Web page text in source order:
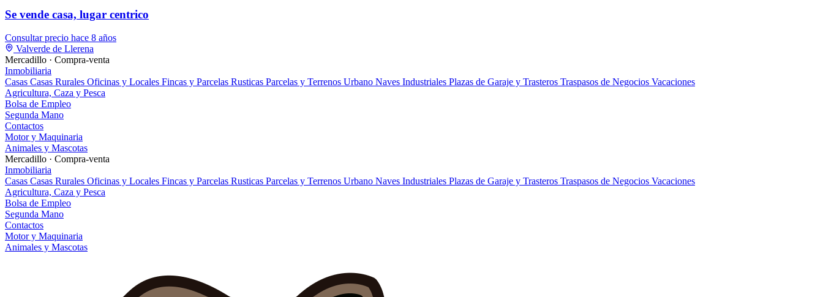
Se vende casa, lugar centrico
Consultar precio hace 8 años
Valverde de Llerena
Mercadillo · Compra-venta
Inmobiliaria
Casas Casas Rurales Oficinas y Locales Fincas y Parcelas Rusticas Parcelas y Terrenos Urbano Naves Industriales Plazas de Garaje y Trasteros Traspasos de Negocios Vacaciones
Agricultura, Caza y Pesca
Bolsa de Empleo
Segunda Mano
Contactos
Motor y Maquinaria
Animales y Mascotas
Mercadillo · Compra-venta
Inmobiliaria
Casas Casas Rurales Oficinas y Locales Fincas y Parcelas Rusticas Parcelas y Terrenos Urbano Naves Industriales Plazas de Garaje y Trasteros Traspasos de Negocios Vacaciones
Agricultura, Caza y Pesca
Bolsa de Empleo
Segunda Mano
Contactos
Motor y Maquinaria
Animales y Mascotas